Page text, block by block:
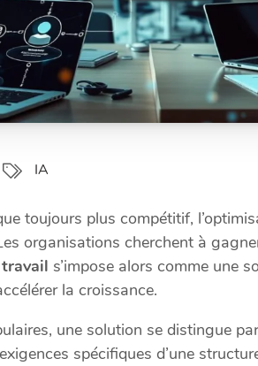
IA
toujours plus compétitif,
organisations cherchent à
s’impose alors comme une
la croissance.
une solution se distingue
spécifiques d’une